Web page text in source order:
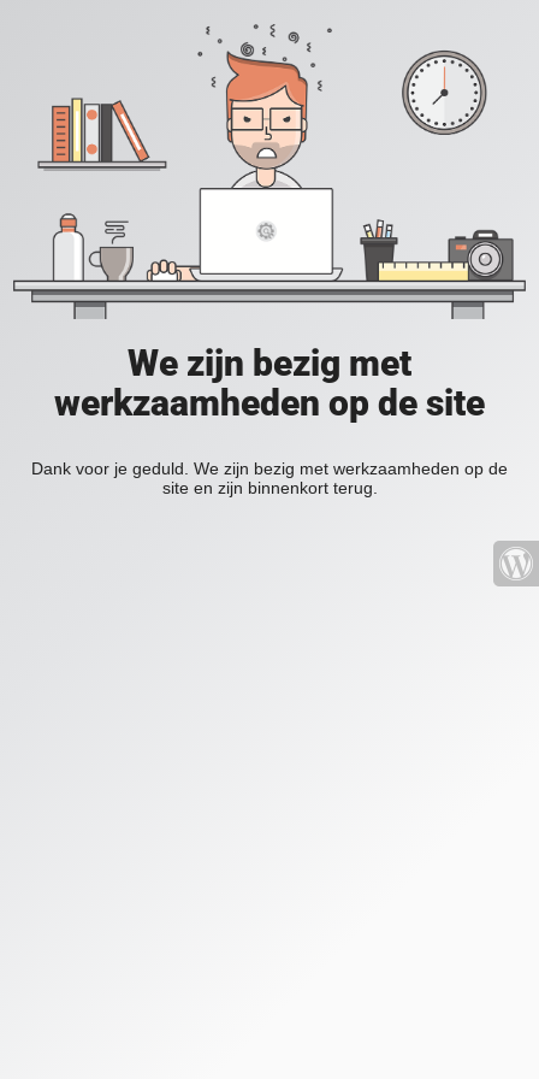
We zijn bezig met
werkzaamheden op de site
Dank voor je geduld. We zijn bezig met werkzaamheden op de
site en zijn binnenkort terug.